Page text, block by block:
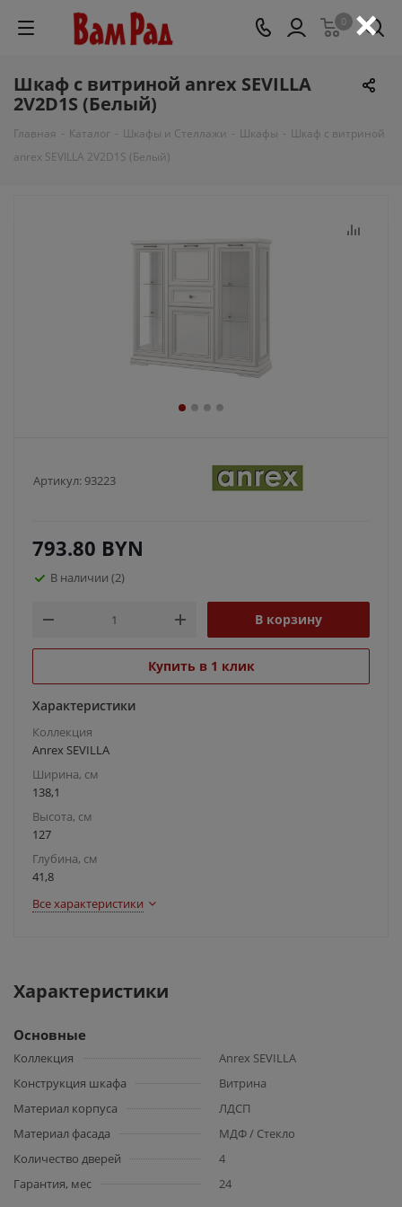
0
Шкаф с витриной anrex SEVILLA
2V2D1S (Белый)
Главная - Каталог - Шкафы и Стеллажи - Шкафы - Шкаф с витриной
anrex SEVILLA 2V2D1S (Белый)
Артикул: 93223
793.80 BYN
В наличии (2)
В корзину
Купить в 1 клик
Характеристики
Коллекция
Anrex SEVILLA
Ширина, см
138,1
Высота, см
127
Глубина, см
41,8
Все характеристики
Характеристики
Основные
Коллекция
Anrex SEVILLA
Конструкция шкафа
Витрина
Материал корпуса
ЛДСП
Материал фасада
МДФ / Стекло
Количество дверей
4
Гарантия, мес
24
×